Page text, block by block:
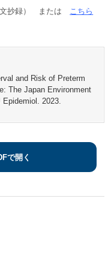
抄録） または
こちら
and Risk of Preterm
The Japan Environment
Epidemiol. 2023.
で開く